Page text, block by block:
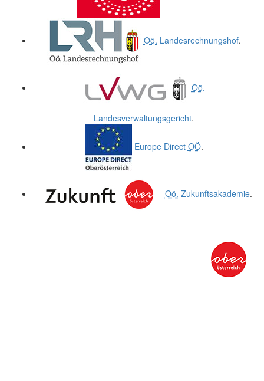
Oö. Landesrechnungshof.
Oö.
Landesverwaltungsgericht.
Europe Direct OÖ.
Oö. Zukunftsakademie.